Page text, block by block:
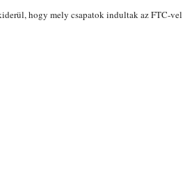
hogy mely csapatok indultak az FTC-vel